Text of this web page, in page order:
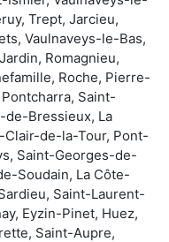
Trept, Jarcieu,
Vaulnaveys-le-Bas,
Romagnieu,
Roche, Pierre-
Saint-
Bressieux, La
Clair-de-la-Tour, Pont-
Saint-Georges-de-
Soudain, La Côte-
Saint-Laurent-
Eyzin-Pinet, Huez,
Saint-Aupre,